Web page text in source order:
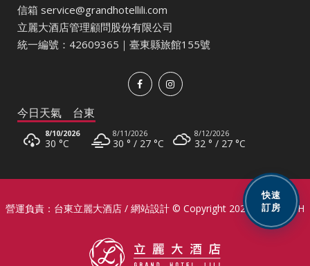
信箱 service@grandhotellili.com
立麗大酒店管理顧問股份有限公司
統一編號：42609365｜臺東縣旅館155號
今日天氣 台東
8/10/2026
30 °C
8/11/2026
30 ° 27 °C
8/12/2026
32 ° 27 °C
營運負責：台東立麗大酒店 / 網站設計 © Copyright 2020, SUREHIGH
快速
訂房